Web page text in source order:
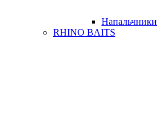
Напальчники
RHINO BAITS